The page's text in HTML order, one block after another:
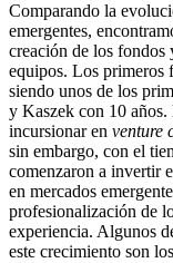
Comparando la
emergentes,
creación de los
equipos. Los primeros
siendo unos de los
y Kaszek con 10
incursionar en venture
sin embargo, con el
comenzaron a invertir
en mercados
profesionalización de
experiencia. Algunos
este crecimiento